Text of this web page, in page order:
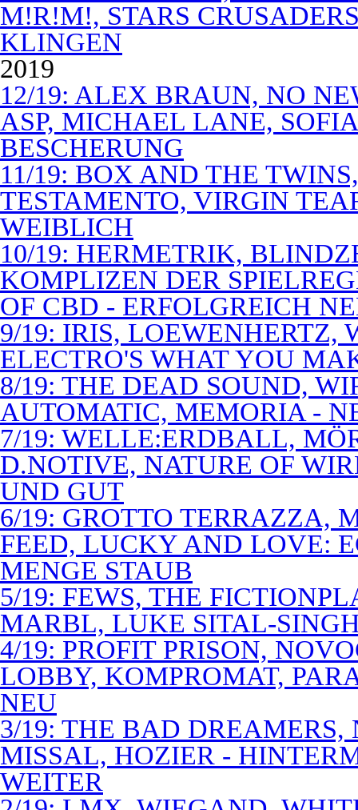
M!R!M!, STARS
KLINGEN
2019
12/19: ALEX BRAUN, NO
ASP, MICHAEL LANE,
BESCHERUNG
11/19: BOX AND THE
TESTAMENTO, VIRGIN
WEIBLICH
10/19: HERMETRIK,
KOMPLIZEN DER
OF CBD - ERFOLGREICH
9/19: IRIS, LOEWENHERTZ,
ELECTRO'S WHAT YOU
8/19: THE DEAD SOUND,
AUTOMATIC, MEMORIA -
7/19: WELLE:ERDBALL,
D.NOTIVE, NATURE OF
UND GUT
6/19: GROTTO TERRAZZA,
FEED, LUCKY AND LOVE:
MENGE STAUB
5/19: FEWS, THE
MARBL, LUKE SITAL-
4/19: PROFIT PRISON,
LOBBY, KOMPROMAT,
NEU
3/19: THE BAD
MISSAL, HOZIER -
WEITER